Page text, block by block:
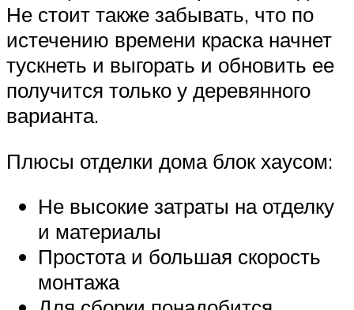
Не стоит также забывать, что по
истечению времени краска начнет
тускнеть и выгорать и обновить ее
получится только у деревянного
варианта.
Плюсы отделки дома блок хаусом:
Не высокие затраты на отделку
и материалы
Простота и большая скорость
монтажа